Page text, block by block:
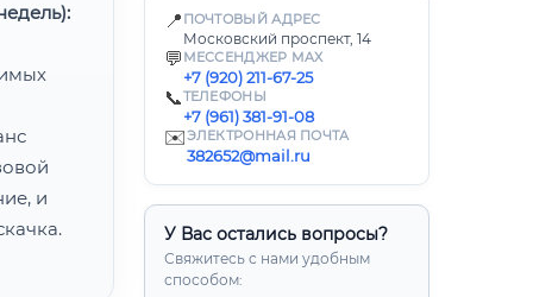
📍 ПОЧТОВЫЙ АДРЕС
Московский проспект, 14
💬 МЕССЕНДЖЕР MAX
+7 (920) 211-67-25
📞ТЕЛЕФОНЫ
+7 (961) 381-91-08
✉️ЭЛЕКТРОННАЯ ПОЧТА
382652@mail.ru
У Вас остались вопросы?
Свяжитесь с нами удобным
способом:
и